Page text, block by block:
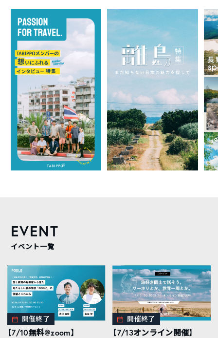
EVENT
イベント一覧
開催終了
【7/10無料@zoom】
開催終了
【7/13オンライン開催】